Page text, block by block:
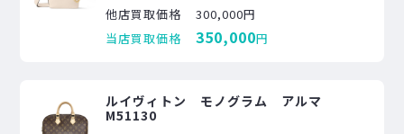
他店買取価格
300,000円
当店買取価格
350,000円
ルイヴィトン モノグラム アルマ
M51130